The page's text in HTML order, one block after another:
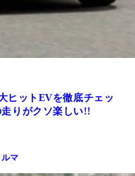
ヒットEVを徹底チェッ
りがクソ楽しい!!
マ